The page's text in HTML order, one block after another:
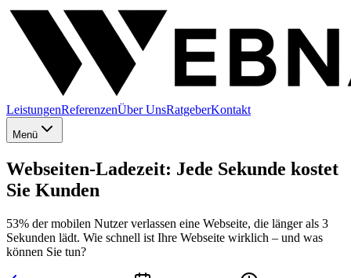
LeistungenReferenzenÜber UnsRatgeberKontakt
Menü
Webseiten-Ladezeit: Jede Sekunde kostet
Sie Kunden
53% der mobilen Nutzer verlassen eine Webseite, die länger als 3
Sekunden lädt. Wie schnell ist Ihre Webseite wirklich – und was
können Sie tun?